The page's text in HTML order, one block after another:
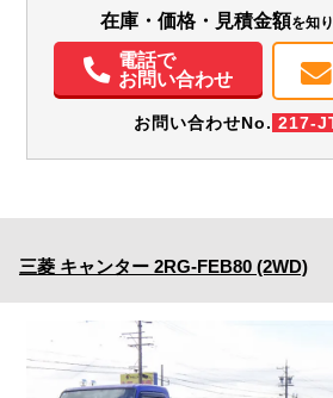
パワステ パワーウィンドウ ABS
電動格納ミラー
ETC
在庫・価格・見積金額を知
電話で
お問い合わせ
お問い合わせNo. 217-
三菱 キャンター 2RG-FEB80 (2WD)